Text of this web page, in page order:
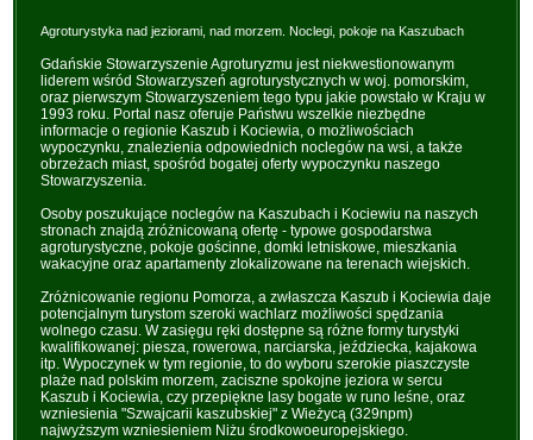
Agroturystyka nad jeziorami, nad morzem. Noclegi, pokoje na Kaszubach
Gdańskie Stowarzyszenie Agroturyzmu jest niekwestionowanym
liderem wśród Stowarzyszeń agroturystycznych w woj. pomorskim,
oraz pierwszym Stowarzyszeniem tego typu jakie powstało w Kraju w
1993 roku. Portal nasz oferuje Państwu wszelkie niezbędne
informacje o regionie Kaszub i Kociewia, o możliwościach
wypoczynku, znalezienia odpowiednich noclegów na wsi, a także
obrzeżach miast, spośród bogatej oferty wypoczynku naszego
Stowarzyszenia.
Osoby poszukujące noclegów na Kaszubach i Kociewiu na naszych
stronach znajdą zróżnicowaną ofertę - typowe gospodarstwa
agroturystyczne, pokoje gościnne, domki letniskowe, mieszkania
wakacyjne oraz apartamenty zlokalizowane na terenach wiejskich.
Zróżnicowanie regionu Pomorza, a zwłaszcza Kaszub i Kociewia daje
potencjalnym turystom szeroki wachlarz możliwości spędzania
wolnego czasu. W zasięgu ręki dostępne są różne formy turystyki
kwalifikowanej: piesza, rowerowa, narciarska, jeździecka, kajakowa
itp. Wypoczynek w tym regionie, to do wyboru szerokie piaszczyste
plaże nad polskim morzem, zaciszne spokojne jeziora w sercu
Kaszub i Kociewia, czy przepiękne lasy bogate w runo leśne, oraz
wzniesienia "Szwajcarii kaszubskiej" z Wieżycą (329npm)
najwyższym wzniesieniem Niżu środkowoeuropejskiego.